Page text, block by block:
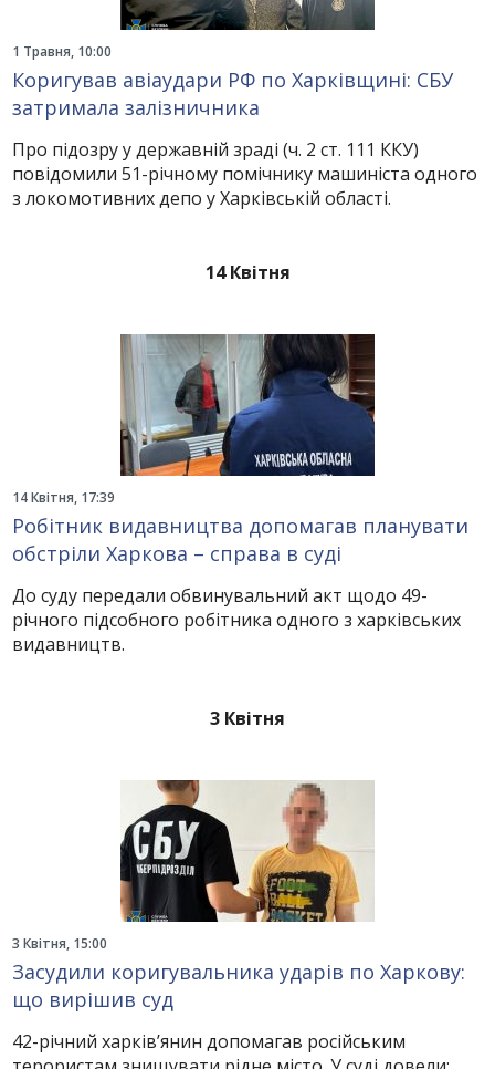
1 Травня, 10:00
Коригував авіаудари РФ по Харківщині: СБУ
затримала залізничника
Про підозру у державній зраді (ч. 2 ст. 111 ККУ)
повідомили 51-річному помічнику машиніста одного
з локомотивних депо у Харківській області.
14 Квітня
14 Квітня, 17:39
Робітник видавництва допомагав планувати
обстріли Харкова – справа в суді
До суду передали обвинувальний акт щодо 49-
річного підсобного робітника одного з харківських
видавництв.
3 Квітня
3 Квітня, 15:00
Засудили коригувальника ударів по Харкову:
що вирішив суд
42-річний харків’янин допомагав російським